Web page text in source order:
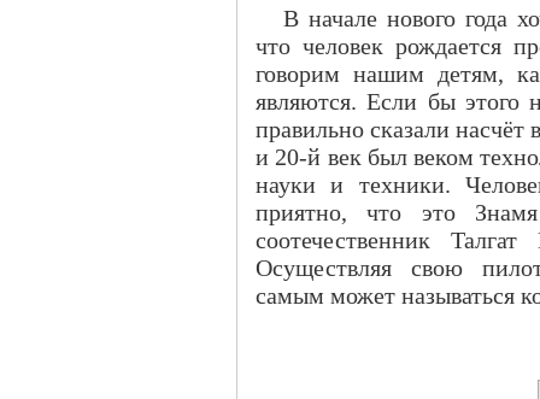
В начале нового года
что человек рождается
говорим нашим детям,
являются. Если бы
правильно сказали
и 20-й век был веком
науки и техники.
приятно, что это
соотечественник
Осуществляя свою
самым может называться